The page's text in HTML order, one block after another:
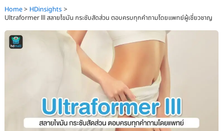
Home
HDinsights
Ultraformer lll สลายไขมัน กระชับสัดส่วน ตอบครบทุกคำถามโดยแพทย์ผู้เชี่ยวชาญ